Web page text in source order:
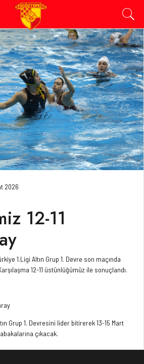
2026
12-11
1.Ligi Altın Grup 1. Devre son maçında
12-11 üstünlüğümüz ile sonuçlandı.
Grup 1. Devresini lider bitirerek 13-15 Mart
çıkacak.